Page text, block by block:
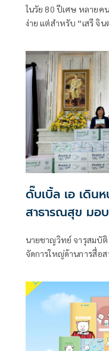
ในวัย 80 ปีเศษ หลายค
ง่าย แต่สำหรับ “เสรี จิ
ดั๊บเบิ้ล เอ เดิน
สาธารณสุข มอ
นายชาญวิทย์ จารุสมบั
จัดการใหญ่ด้านการสื่อ
อนามัยทางการแพทย์
บาท ให้โรงพยาบาลสม